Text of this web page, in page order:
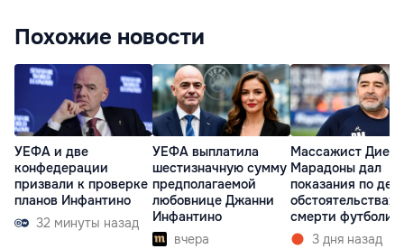
Похожие новости
УЕФА и две
конфедерации
призвали к проверке
планов Инфантино
32 минуты назад
УЕФА выплатила
шестизначную сумму
предполагаемой
любовнице Джанни
Инфантино
вчера
Массажист Диего
Марадоны дал
показания по
обстоятельствах
смерти
3 дня назад